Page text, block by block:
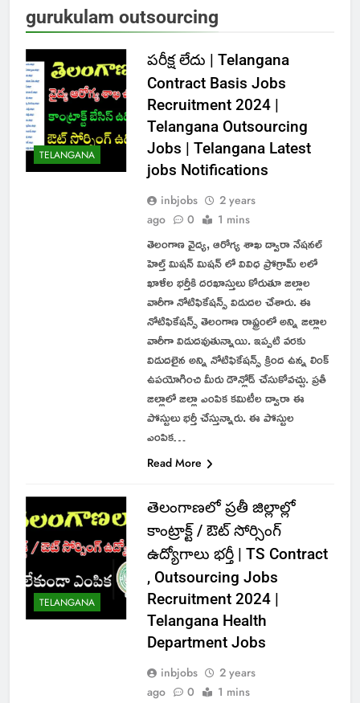
gurukulam outsourcing
TELANGANA
పరీక్ష లేదు | Telangana
Contract Basis Jobs
Recruitment 2024 |
Telangana Outsourcing
Jobs | Telangana Latest
jobs Notifications
inbjobs
2 years
ago
0 1 mins
తెలంగాణ వైద్య, ఆరోగ్య శాఖ ద్వారా నేషనల్
హెల్త్ మిషన్ మిషన్ లో వివిధ ప్రోగ్రామ్ లలో
ఖాళీల భర్తీకి దరఖాస్తులు కోరుతూ జిల్లాల
వారీగా నోటిఫికేషన్స్ విడుదల చేశారు. ఈ
నోటిఫికేషన్స్ తెలంగాణ రాష్ట్రంలో అన్ని జిల్లాల
వారీగా విడుదవుతున్నాయి. ఇప్పటి వరకు
విడుదలైన అన్ని నోటిఫికేషన్స్ క్రింద ఉన్న లింక్
ఉపయోగించి మీరు డౌన్లోడ్ చేసుకోవచ్చు. ప్రతీ
జిల్లాలో జిల్లా ఎంపిక కమిటీల ద్వారా ఈ
పోస్టులు భర్తీ చేస్తున్నారు. ఈ పోస్టుల
ఎంపిక…
Read More
TELANGANA
తెలంగాణలో ప్రతీ జిల్లాల్లో
కాంట్రాక్ట్ / ఔట్ సోర్సింగ్
ఉద్యోగాలు భర్తీ | TS Contract
, Outsourcing Jobs
Recruitment 2024 |
Telangana Health
Department Jobs
inbjobs
2 years
ago
0 1 mins